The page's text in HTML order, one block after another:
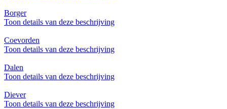
Borger
Toon details van deze beschrijving
Coevorden
Toon details van deze beschrijving
Dalen
Toon details van deze beschrijving
Diever
Toon details van deze beschrijving